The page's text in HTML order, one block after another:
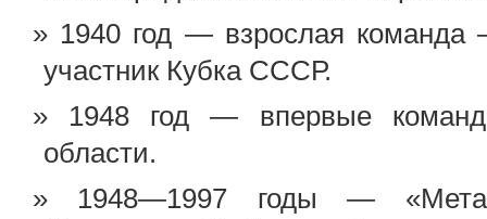
1940 год — взрослая команда
участник Кубка СССР.
1948 год — впервые
области.
1948—1997 годы —